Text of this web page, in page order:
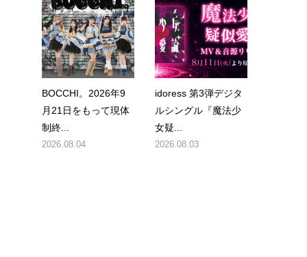
BOCCHI。2026年9
月21日をもって現体
制終...
2026.08.04
idoress 第3弾デジタ
ルシングル『魔法少
女疑...
2026.08.03